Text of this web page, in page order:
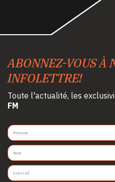
ABONNEZ-VOUS À
INFOLETTRE!
Toute l'actualité, les
FM